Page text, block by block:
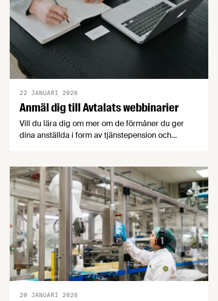
Anmäl dig till Avtalats webbinarier
22 JANUARI 2026
Vill du lära dig om mer om de förmåner du ger
dina anställda i form av tjänstepension och
Avtalat håller i under våren.
20 JANUARI 2026